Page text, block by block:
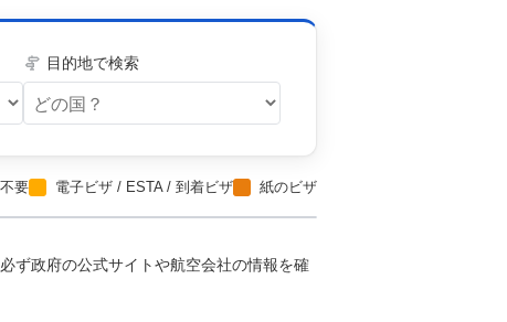
目的地で検索
要 電子ビザ / ESTA / 到着ビザ 紙のビザ
ず政府の公式サイトや航空会社の情報を確